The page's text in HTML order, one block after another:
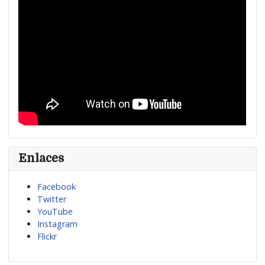
Enlaces
Facebook
Twitter
YouTube
Instagram
Flickr